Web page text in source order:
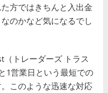
方ではきちんと入出金
のかなど気になるでし
トレーダーズ トラス
1営業日という最短での
このような迅速な対応